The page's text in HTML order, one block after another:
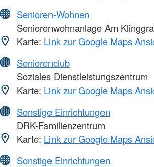
Senioren-Wohnen
Seniorenwohnanlage Am
Karte: Link zur Google Maps
Seniorenclub
Soziales Dienstleistungszentrum
Karte: Link zur Google Maps
Sonstige Einrichtungen
DRK-Familienzentrum
Karte: Link zur Google Maps
Sonstige Einrichtungen